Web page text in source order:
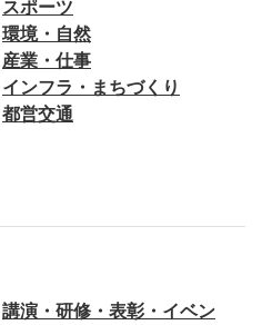
スポーツ
環境・自然
産業・仕事
インフラ・まちづくり
都営交通
講演・研修・表彰・イベン